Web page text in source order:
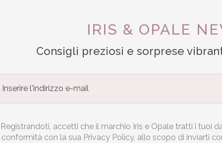
IRIS & OPALE
Consigli preziosi e sorprese
Registrandoti, accetti che il marchio Iris e Opale tratti i tuoi
conformità con la sua Privacy Policy, allo scopo di inviarti